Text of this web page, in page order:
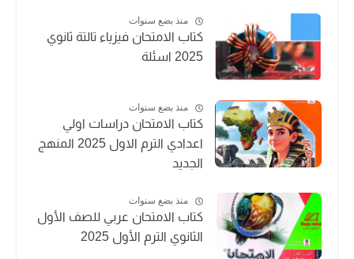
منذ بضع سنوات
كتاب الامتحان فيزياء تالتة ثانوي
2025 اسئلة
منذ بضع سنوات
كتاب الامتحان دراسات اولي
اعدادي الترم الاول 2025 المنهج
الجديد
منذ بضع سنوات
كتاب الامتحان عربي للصف الأول
الثانوي الترم الأول 2025